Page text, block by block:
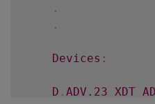
.
.
Devices :
D . ADV .23